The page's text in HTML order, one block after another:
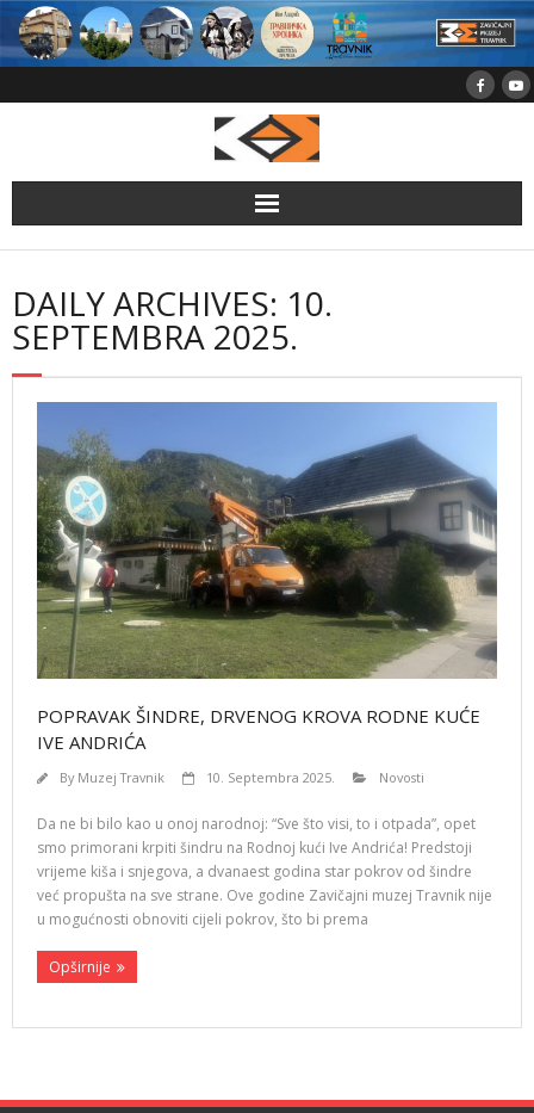
Skip
content
DAILY ARCHIVES: 10.
SEPTEMBRA 2025.
POPRAVAK ŠINDRE, DRVENOG KROVA RODNE KUĆE
IVE ANDRIĆA
By Muzej Travnik 10. Septembra 2025. Novosti
Da ne bi bilo kao u onoj narodnoj: “Sve što visi, to i otpada”, opet
smo primorani krpiti šindru na Rodnoj kući Ive Andrića! Predstoji
vrijeme kiša i snjegova, a dvanaest godina star pokrov od šindre
već propušta na sve strane. Ove godine Zavičajni muzej Travnik nije
u mogućnosti obnoviti cijeli pokrov, što bi prema
Opširnije